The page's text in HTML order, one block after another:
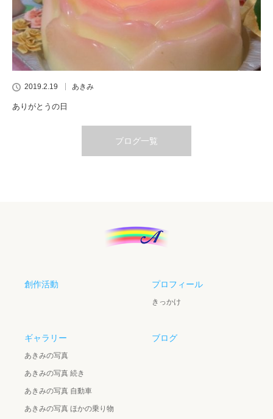
2019.2.19 あきみ
ありがとうの日
ブログ一覧
創作活動 プロフィール
きっかけ
ギャラリー
あきみの写真
あきみの写真 続き
あきみの写真 自動車
あきみの写真 ほかの乗り物
ブログ